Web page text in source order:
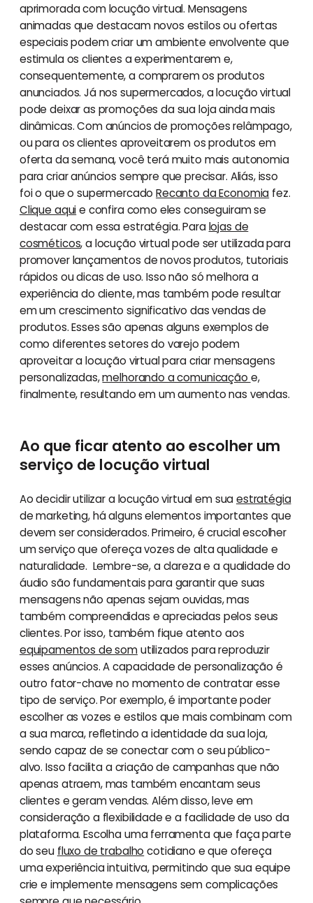
aprimorada com locução virtual. Mensagens
animadas que destacam novos estilos ou ofertas
especiais podem criar um ambiente envolvente que
estimula os clientes a experimentarem e,
consequentemente, a comprarem os produtos
anunciados. Já nos supermercados, a locução virtual
pode deixar as promoções da sua loja ainda mais
dinâmicas. Com anúncios de promoções relâmpago,
ou para os clientes aproveitarem os produtos em
oferta da semana, você terá muito mais autonomia
para criar anúncios sempre que precisar. Aliás, isso
foi o que o supermercadoRecanto da Economia fez.
Clique aquie confira como eles conseguiram se
destacar com essa estratégia. Paralojas de
cosméticos, a locução virtual pode ser utilizada para
promover lançamentos de novos produtos, tutoriais
rápidos ou dicas de uso. Isso não só melhora a
experiência do cliente, mas também pode resultar
em um crescimento significativo das vendas de
produtos. Esses são apenas alguns exemplos de
como diferentes setores do varejo podem
aproveitar a locução virtual para criar mensagens
personalizadas,melhorando a comunicação e,
finalmente, resultando em um aumento nas vendas.
Ao que ficar atento ao escolher um
serviço de locução virtual
Ao decidir utilizar a locução virtual em suaestratégia
de marketing, há alguns elementos importantes que
devem ser considerados. Primeiro, é crucial escolher
um serviço que ofereça vozes de alta qualidade e
naturalidade. Lembre-se, a clareza e a qualidade do
áudio são fundamentais para garantir que suas
mensagens não apenas sejam ouvidas, mas
também compreendidas e apreciadas pelos seus
clientes. Por isso, também fique atento aos
equipamentos de somutilizados para reproduzir
esses anúncios. A capacidade de personalização é
outro fator-chave no momento de contratar esse
tipo de serviço. Por exemplo, é importante poder
escolher as vozes e estilos que mais combinam com
a sua marca, refletindo a identidade da sua loja,
sendo capaz de se conectar com o seu público-
alvo. Isso facilita a criação de campanhas que não
apenas atraem, mas também encantam seus
clientes e geram vendas. Além disso, leve em
consideração a flexibilidade e a facilidade de uso da
plataforma. Escolha uma ferramenta que faça parte
do seu fluxo de trabalho cotidiano e que ofereça
uma experiência intuitiva, permitindo que sua equipe
crie e implemente mensagens sem complicações